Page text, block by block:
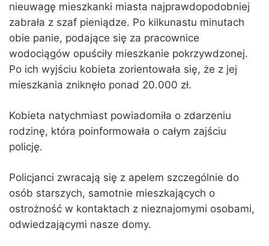
nieuwagę mieszkanki miasta najprawdopodobniej
zabrała z szaf pieniądze. Po kilkunastu minutach
obie panie, podające się za pracownice
wodociągów opuściły mieszkanie pokrzywdzonej.
Po ich wyjściu kobieta zorientowała się, że z jej
mieszkania zniknęło ponad 20.000 zł.
Kobieta natychmiast powiadomiła o zdarzeniu
rodzinę, która poinformowała o całym zajściu
policję.
Policjanci zwracają się z apelem szczególnie do
osób starszych, samotnie mieszkających o
ostrożność w kontaktach z nieznajomymi osobami,
odwiedzającymi nasze domy.